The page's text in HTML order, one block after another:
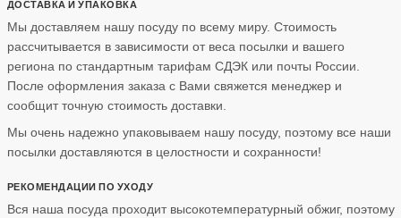
ДОСТАВКА И УПАКОВКА
Мы доставляем нашу посуду по всему миру. Стоимость
рассчитывается в зависимости от веса посылки и вашего
региона по стандартным тарифам СДЭК или почты России.
После оформления заказа с Вами свяжется менеджер и
сообщит точную стоимость доставки.
Мы очень надежно упаковываем нашу посуду, поэтому все наши
посылки доставляются в целостности и сохранности!
РЕКОМЕНДАЦИИ ПО УХОДУ
Вся наша посуда проходит высокотемпературный обжиг, поэтому